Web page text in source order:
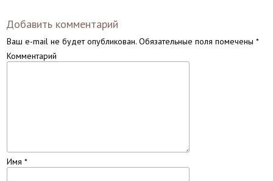
Добавить комментарий
Ваш e-mail не будет опубликован.Обязательные поля помечены *
Комментарий
Имя *